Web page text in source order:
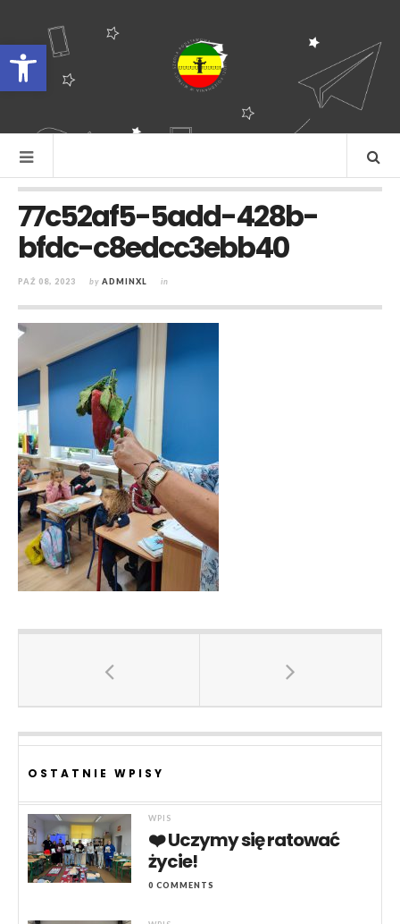
Otwórz pasek narzędzi
77c52af5-5add-428b-
bfdc-c8edcc3ebb40
PAŹ 08, 2023 by ADMINXL in
OSTATNIE WPISY
WPIS
❤️ Uczymy się ratować
życie!
0 COMMENTS